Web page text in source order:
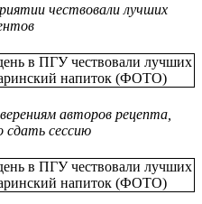
чествовали лучших
авторов рецепта,
сдать сессию